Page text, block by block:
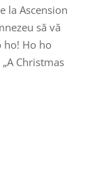
la Ascension
să vă
ho! Ho ho
Christmas